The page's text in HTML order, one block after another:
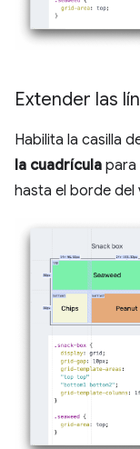
Extender las
Habilita la casilla
la cuadrícula para
hasta el borde del